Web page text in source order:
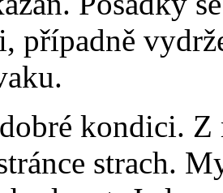
případně
kondici. Z
strach.